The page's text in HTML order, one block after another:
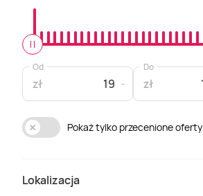
Od
zł
Do
zł
Pokaż tylko przecenione oferty
Lokalizacja